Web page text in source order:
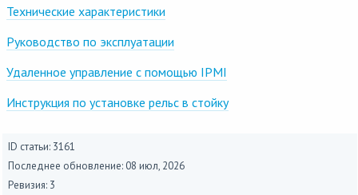
Технические характеристики
Руководство по эксплуатации
Удаленное управление с помощью IPMI
Инструкция по установке рельс в стойку
ID статьи: 3161
Последнее обновление: 08 июл, 2026
Ревизия: 3